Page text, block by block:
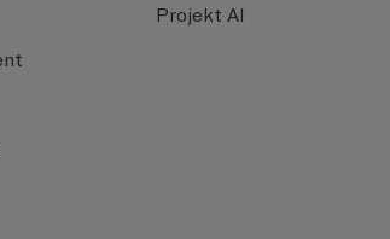
Projekt AI